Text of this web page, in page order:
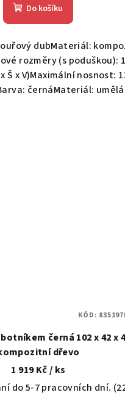
Do košíku
dubMateriál:
rozměry (s poduškou):
x Š x V)Maximální nosnost:
černáMateriál:
černá 102 x 42 x
dřevo
1 919 Kč/ ks
do 5-7 pracovních dní.
KÓD: